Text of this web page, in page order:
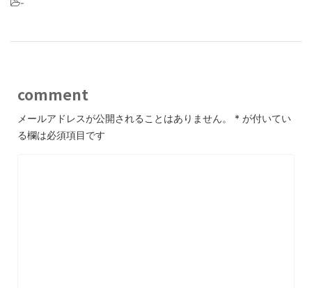
-
comment
メールアドレスが公開されることはありません。 * が付いてい
る欄は必須項目です